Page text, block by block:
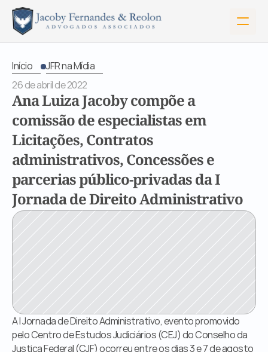
Fale Conosco
Início
JFR na Mídia
26 de abril de 2022
Ana Luiza Jacoby compõe a
comissão de especialistas em
Licitações, Contratos
administrativos, Concessões e
parcerias público-privadas da I
Jornada de Direito Administrativo
A I Jornada de Direito Administrativo, evento promovido
pelo Centro de Estudos Judiciários (CEJ) do Conselho da
Justiça Federal (CJF) ocorreu entre os dias 3 e 7 de agosto